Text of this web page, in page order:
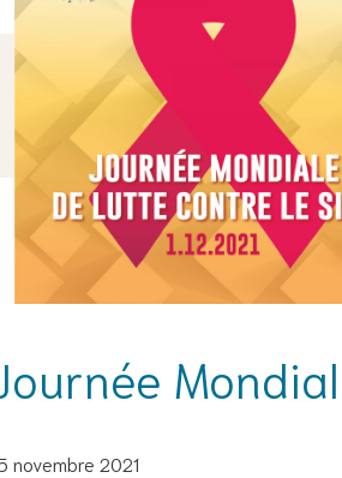
novembre 2021